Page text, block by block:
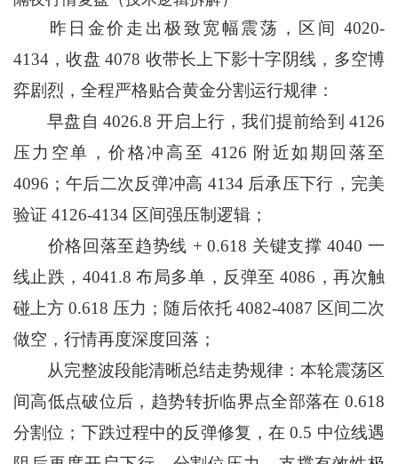
昨日金价走出极致宽幅震荡，区间 4020-
4134，收盘 4078 收带长上下影十字阴线，多空博
弈剧烈，全程严格贴合黄金分割运行规律：
早盘自 4026.8 开启上行，我们提前给到 4126
压力空单，价格冲高至 4126 附近如期回落至
4096；午后二次反弹冲高 4134 后承压下行，完美
验证 4126-4134 区间强压制逻辑；
价格回落至趋势线 + 0.618 关键支撑 4040 一
线止跌，4041.8 布局多单，反弹至 4086，再次触
碰上方 0.618 压力；随后依托 4082-4087 区间二次
做空，行情再度深度回落；
从完整波段能清晰总结走势规律：本轮震荡区
间高低点破位后，趋势转折临界点全部落在 0.618
分割位；下跌过程中的反弹修复，在 0.5 中位线遇